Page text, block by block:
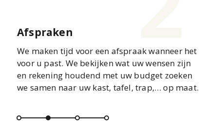
Afspraken
We maken tijd voor een afspraak wanneer het
voor u past. We bekijken wat uw wensen zijn
en rekening houdend met uw budget zoeken
we samen naar uw kast, tafel, trap,… op maat.